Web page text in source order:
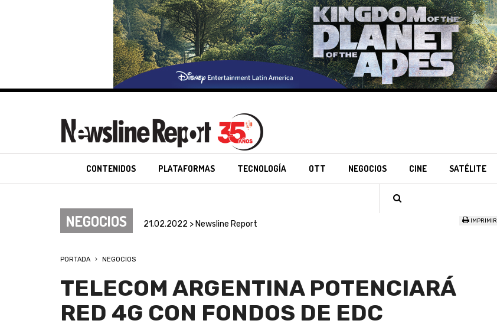
CONTENIDOS PLATAFORMAS TECNOLOGÍA OTT NEGOCIOS CINE SATÉLITE
NEGOCIOS 21.02.2022 > Newsline Report IMPRIMIR
PORTADA NEGOCIOS
TELECOM ARGENTINA POTENCIARÁ
RED 4G CON FONDOS DE EDC